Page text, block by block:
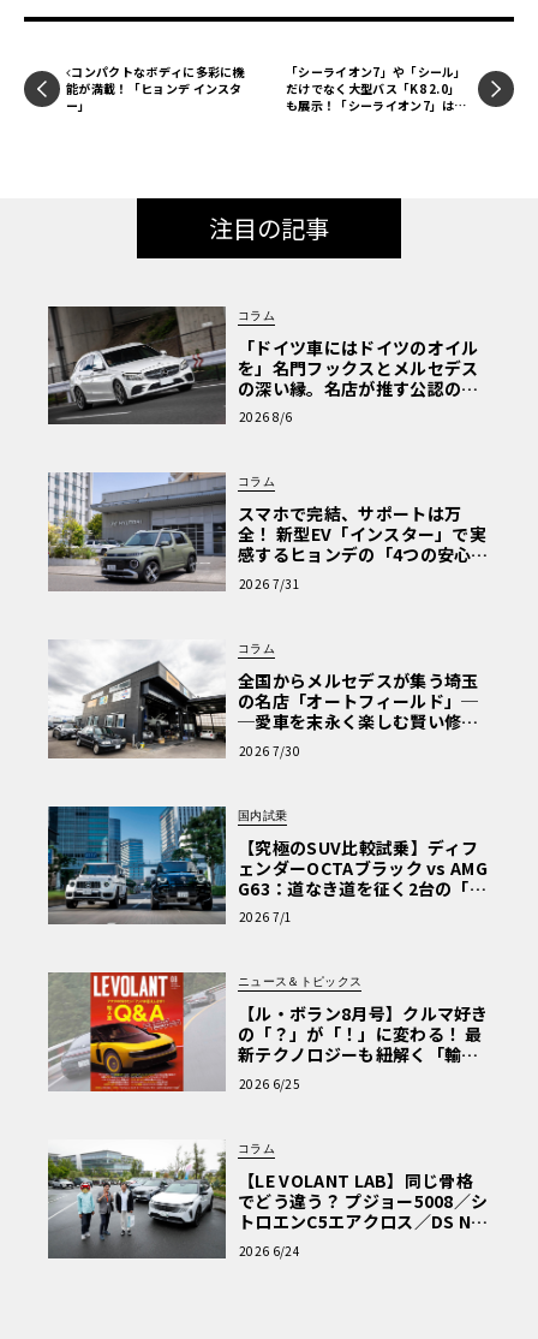
コンパクトなボディに多彩に機
能が満載！「ヒョンデ インスタ
ー」
「シーライオン7」や「シール」
だけでなく大型バス「K8 2.0」
も展示！「シーライオン7」は試
注目の記事
コラム
「ドイツ車にはドイツのオイル
を」名門フックスとメルセデス
の深い縁。名店が推す公認の安
心と、Cクラスで味わうシルキー
な走り〈PR〉
2026 8/6
コラム
スマホで完結、サポートは万
全！ 新型EV「インスター」で実
感するヒョンデの「4つの安心」
【第1回・ヒョンデ6つの疑問：
Why? Hyundai?】〈PR〉
2026 7/31
コラム
全国からメルセデスが集う埼玉
の名店「オートフィールド」─
─愛車を末永く楽しむ賢い修理
術と、プロがフックス製オイル
を選ぶ理由〈PR〉
2026 7/30
国内試乗
【究極のSUV比較試乗】ディフ
ェンダーOCTAブラック vs AMG
G63：道なき道を征く2台の「対
極的アプローチ」
2026 7/1
ニュース＆トピックス
【ル・ボラン8月号】クルマ好き
の「？」が「！」に変わる！ 最
新テクノロジーも紐解く「輸入
車Q&A」
2026 6/25
コラム
【LE VOLANT LAB】同じ骨格
でどう違う？ プジョー5008／シ
トロエンC5エアクロス／DS Nº4
読者一気乗りレポート
2026 6/24